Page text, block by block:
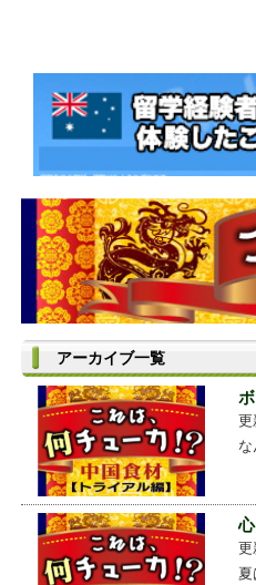
アーカイブ一覧
更
更